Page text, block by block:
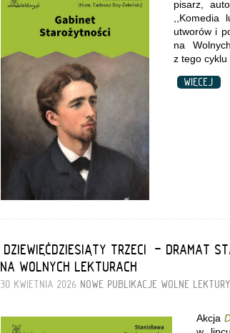
pisarz,
,,Komedia
utworów i
na
z tego cyklu
WIĘCEJ
„DZIEWIĘĆDZIESIĄTY TRZECI” - DRAMAT
NA WOLNYCH LEKTURACH
30 KWIETNIA 2026 NOWE PUBLIKACJE WOLNE LEKTURY
Akcja